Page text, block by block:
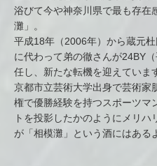
浴びて今や神奈川県で最も存在
灘」。
平成18年（2006年）から蔵元
に代わって弟の徹さんが24BY
任し、新たな転機を迎えていま
京都市立芸術大学出身で芸術家
権で優勝経験を持つスポーツマ
トを投影したかのようにメリ
が「相模灘」という酒にはある